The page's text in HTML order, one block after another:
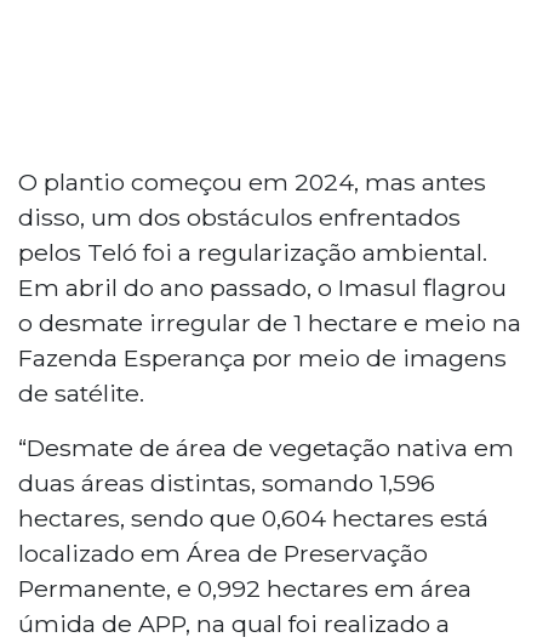
O plantio começou em 2024, mas antes
disso, um dos obstáculos enfrentados
pelos Teló foi a regularização ambiental.
Em abril do ano passado, o Imasul flagrou
o desmate irregular de 1 hectare e meio na
Fazenda Esperança por meio de imagens
de satélite.
“Desmate de área de vegetação nativa em
duas áreas distintas, somando 1,596
hectares, sendo que 0,604 hectares está
localizado em Área de Preservação
Permanente, e 0,992 hectares em área
úmida de APP, na qual foi realizado a